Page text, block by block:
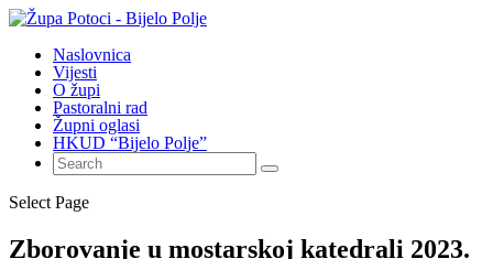
Naslovnica
Vijesti
O župi
Pastoralni rad
Župni oglasi
HKUD “Bijelo Polje”
Select Page
Zborovanje u mostarskoj katedrali 2023.